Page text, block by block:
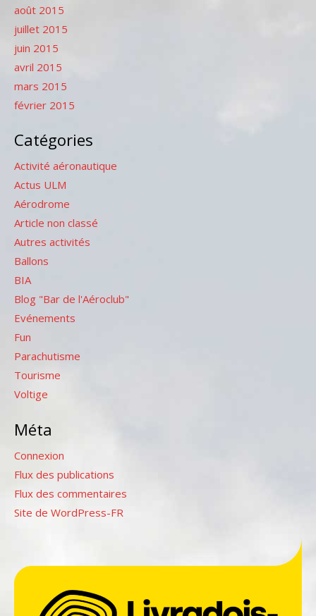
août 2015
juillet 2015
juin 2015
avril 2015
mars 2015
février 2015
Catégories
Activité aéronautique
Actus ULM
Aérodrome
Article non classé
Autres activités
Ballons
BIA
Blog "Bar de l'Aéroclub"
Evénements
Fun
Parachutisme
Tourisme
Voltige
Méta
Connexion
Flux des publications
Flux des commentaires
Site de WordPress-FR